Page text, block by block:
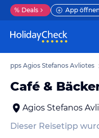
% Deals App
Agios Stefanos Avliotes
Café &
Agios Stefanos
Dieser Reisetipp